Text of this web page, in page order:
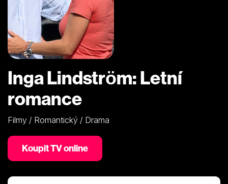
Inga Lindström: Letní
romance
Filmy / Romantický / Drama
Koupit TV online